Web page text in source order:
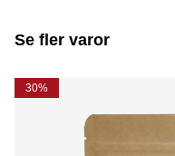
Se fler varor
30%